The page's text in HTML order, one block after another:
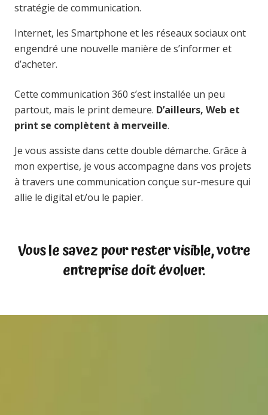
stratégie de communication.
Internet, les Smartphone et les réseaux sociaux ont
engendré une nouvelle manière de s’informer et
d’acheter.
Cette communication 360 s’est installée un peu
partout, mais le print demeure. D’ailleurs, Web et
print se complètent à merveille.
Je vous assiste dans cette double démarche. Grâce à
mon expertise, je vous accompagne dans vos projets
à travers une communication conçue sur-mesure qui
allie le digital et/ou le papier.
Vous le savez pour rester visible, votre
entreprise doit évoluer.